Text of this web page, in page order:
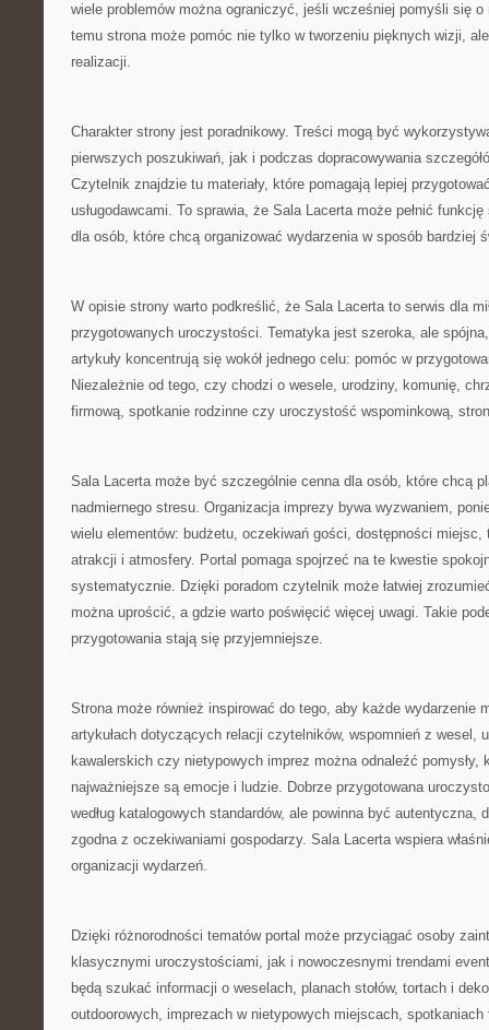
wiele problemów można ograniczyć, jeśli wcześniej pomyśli się
temu strona może pomóc nie tylko w tworzeniu pięknych wizji,
realizacji.
Charakter strony jest poradnikowy. Treści mogą być
pierwszych poszukiwań, jak i podczas dopracowywania
Czytelnik znajdzie tu materiały, które pomagają lepiej
usługodawcami. To sprawia, że Sala Lacerta może pełnić
dla osób, które chcą organizować wydarzenia w sposób bardziej
W opisie strony warto podkreślić, że Sala Lacerta to serwis dla
przygotowanych uroczystości. Tematyka jest szeroka, ale
artykuły koncentrują się wokół jednego celu: pomóc w
Niezależnie od tego, czy chodzi o wesele, urodziny, komunię,
firmową, spotkanie rodzinne czy uroczystość wspominkową,
Sala Lacerta może być szczególnie cenna dla osób, które chcą
nadmiernego stresu. Organizacja imprezy bywa wyzwaniem,
wielu elementów: budżetu, oczekiwań gości, dostępności miejsc,
atrakcji i atmosfery. Portal pomaga spojrzeć na te kwestie
systematycznie. Dzięki poradom czytelnik może łatwiej
można uprościć, a gdzie warto poświęcić więcej uwagi. Takie
przygotowania stają się przyjemniejsze.
Strona może również inspirować do tego, aby każde wydarzenie
artykułach dotyczących relacji czytelników, wspomnień z wesel,
kawalerskich czy nietypowych imprez można odnaleźć pomysły,
najważniejsze są emocje i ludzie. Dobrze przygotowana
według katalogowych standardów, ale powinna być autentyczna,
zgodna z oczekiwaniami gospodarzy. Sala Lacerta wspiera
organizacji wydarzeń.
Dzięki różnorodności tematów portal może przyciągać osoby
klasycznymi uroczystościami, jak i nowoczesnymi trendami
będą szukać informacji o weselach, planach stołów, tortach i
outdoorowych, imprezach w nietypowych miejscach,